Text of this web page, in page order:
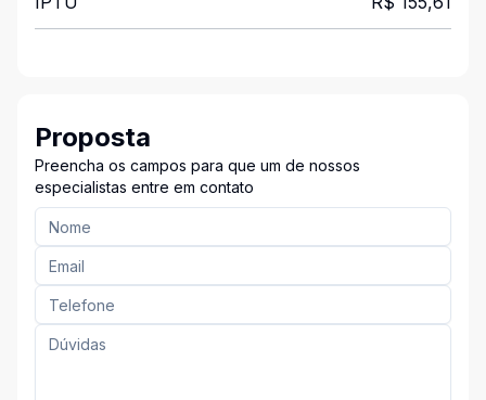
Proposta
Preencha os campos para que um de nossos
especialistas entre em contato